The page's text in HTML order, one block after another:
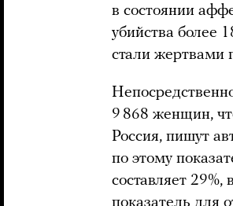
в состоянии
убийства более
стали жертвами
9 868 женщин,
Россия, пишут
по этому
составляет
показатель для